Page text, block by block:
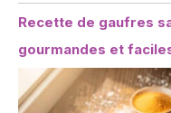
Recette de gaufres
gourmandes et